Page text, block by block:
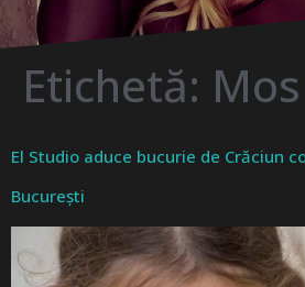
Etichetă:
El Studio aduce bucurie de Crăciun
București